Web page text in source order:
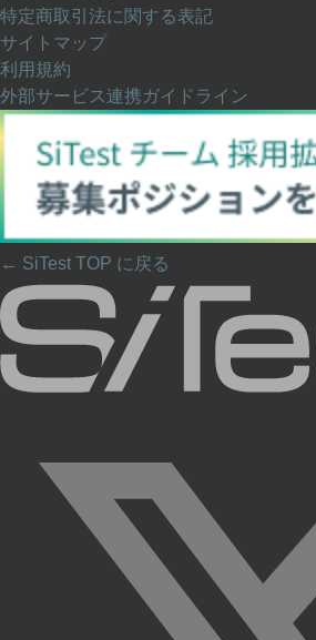
特定商取引法に関する表記
サイトマップ
利用規約
外部サービス連携ガイドライン
← SiTest TOP に戻る